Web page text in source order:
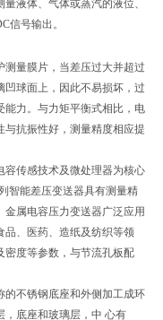
液体、气体或蒸汽的液位、
信号输出。
量膜片，当差压过大并超过
凹球面上，因此不易损坏，过
能力。与力矩平衡式相比，电
抗振性好，测量精度相应提
传感技术及微处理器为核心
智能差压变送器具有测量精
金属电容压力变送器广泛应用
品、医药、造纸及纺织等领
密度等参数，与节流孔板配
不锈钢底座和外侧加工成环
，底座和玻璃层，中 心有